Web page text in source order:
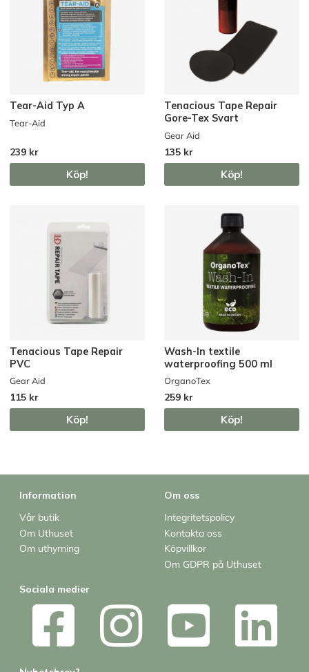
Tear-Aid Typ A
Tear-Aid
239 kr
Köp!
Tenacious Tape Repair
Gore-Tex Svart
Gear Aid
135 kr
Köp!
Tenacious Tape Repair
PVC
Gear Aid
115 kr
Köp!
Wash-In textile
waterproofing 500 ml
OrganoTex
259 kr
Köp!
Information
Vår butik
Om Uthuset
Om uthyrning
Om oss
Integritetspolicy
Kontakta oss
Köpvillkor
Om GDPR på Uthuset
Sociala medier